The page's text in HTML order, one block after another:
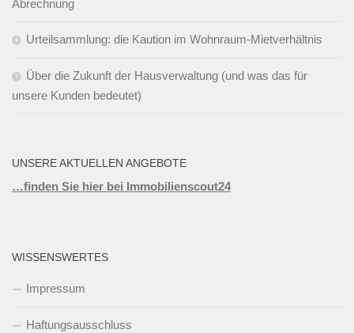
Abrechnung
Urteilsammlung: die Kaution im Wohnraum-Mietverhältnis
Über die Zukunft der Hausverwaltung (und was das für
unsere Kunden bedeutet)
UNSERE AKTUELLEN ANGEBOTE
…finden Sie hier bei Immobilienscout24
WISSENSWERTES
Impressum
Haftungsausschluss